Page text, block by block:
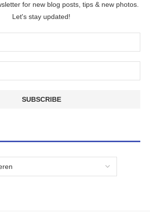
for new blog posts, tips & new photos.
Let's stay updated!